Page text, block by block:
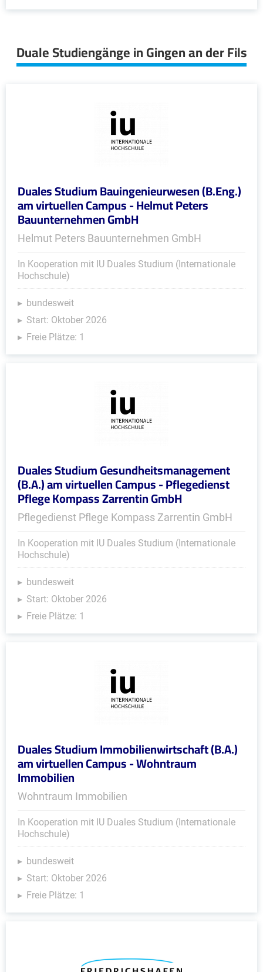
Duale Studiengänge in Gingen an der Fils
Duales Studium Bauingenieurwesen (B.Eng.)
am virtuellen Campus - Helmut Peters
Bauunternehmen GmbH
Helmut Peters Bauunternehmen GmbH
In Kooperation mit IU Duales Studium (Internationale
Hochschule)
bundesweit
Start: Oktober 2026
Freie Plätze: 1
Duales Studium Gesundheitsmanagement
(B.A.) am virtuellen Campus - Pflegedienst
Pflege Kompass Zarrentin GmbH
Pflegedienst Pflege Kompass Zarrentin GmbH
In Kooperation mit IU Duales Studium (Internationale
Hochschule)
bundesweit
Start: Oktober 2026
Freie Plätze: 1
Duales Studium Immobilienwirtschaft (B.A.)
am virtuellen Campus - Wohntraum
Immobilien
Wohntraum Immobilien
In Kooperation mit IU Duales Studium (Internationale
Hochschule)
bundesweit
Start: Oktober 2026
Freie Plätze: 1